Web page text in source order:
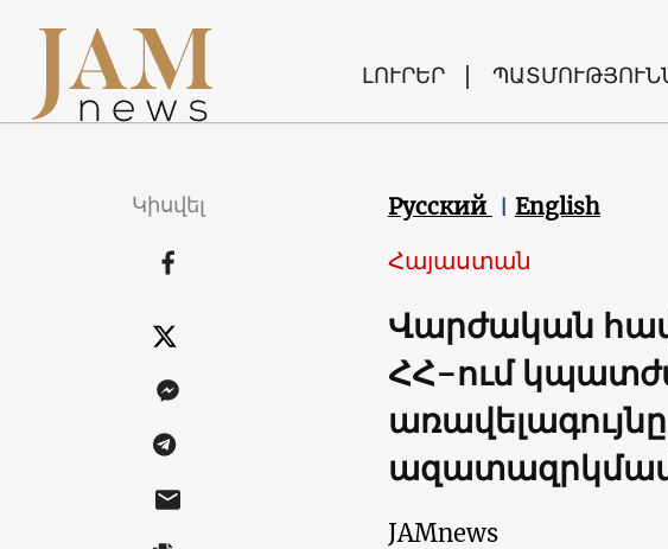
ԼՈՒՐԵՐ
Կիսվել Русский English
Հայաստան
Վարժական
ՀՀ-ում
JAMnews